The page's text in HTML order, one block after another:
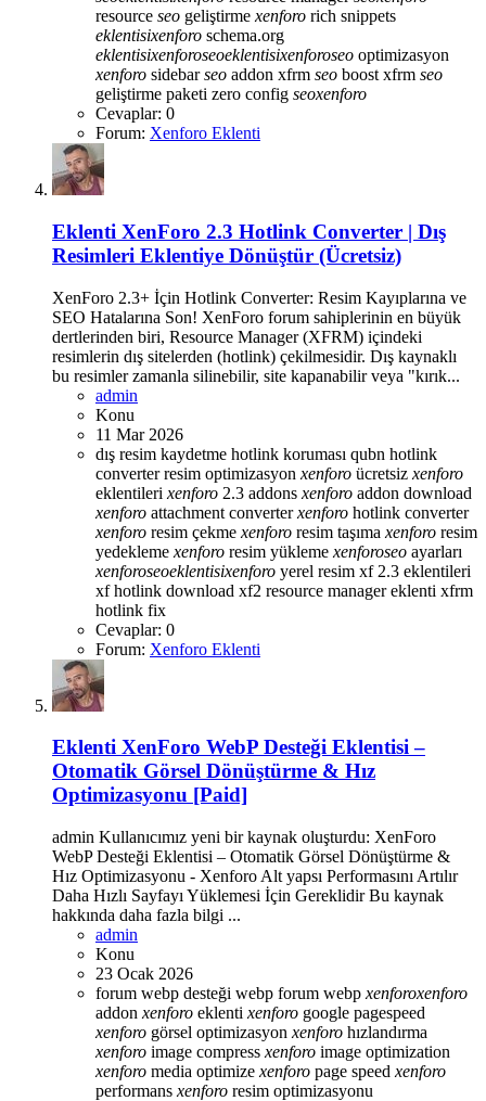
resource seo geliştirme xenforo rich snippets
eklentisixenforo schema.org
eklentisixenforoseoeklentisixenforoseo optimizasyon
xenforo sidebarseo addon xfrm seo boost xfrm seo
geliştirme paketi zero config seoxenforo
Cevaplar: 0
Forum: Xenforo Eklenti
Eklenti XenForo 2.3 Hotlink Converter | Dış
Resimleri Eklentiye Dönüştür (Ücretsiz)
XenForo 2.3+ İçin Hotlink Converter: Resim Kayıplarına ve
SEO Hatalarına Son! XenForo forum sahiplerinin en büyük
dertlerinden biri, Resource Manager (XFRM) içindeki
resimlerin dış sitelerden (hotlink) çekilmesidir. Dış kaynaklı
bu resimler zamanla silinebilir, site kapanabilir veya "kırık...
admin
Konu
11 Mar 2026
dış resim kaydetme hotlink koruması qubn hotlink
converterresim optimizasyon xenforo ücretsiz xenforo
eklentileri xenforo 2.3 addons xenforo addon download
xenforo attachment converterxenforo hotlink converter
xenforo resim çekme xenforo resim taşıma xenforo resim
yedekleme xenforo resim yükleme xenforoseo ayarları
xenforoseoeklentisixenforo yerel resim xf 2.3 eklentileri
xf hotlink download xf2 resource manager eklenti xfrm
hotlink fix
Cevaplar: 0
Forum: Xenforo Eklenti
Eklenti XenForo WebP Desteği Eklentisi –
Otomatik Görsel Dönüştürme & Hız
Optimizasyonu [Paid]
admin Kullanıcımız yeni bir kaynak oluşturdu: XenForo
WebP Desteği Eklentisi – Otomatik Görsel Dönüştürme &
Hız Optimizasyonu - Xenforo Alt yapsı Performasını Artılır
Daha Hızlı Sayfayı Yüklemesi İçin Gereklidir Bu kaynak
hakkında daha fazla bilgi ...
admin
Konu
23 Ocak 2026
forum webp desteği webp forum webp xenforoxenforo
addon xenforo eklenti xenforo google pagespeed
xenforo görsel optimizasyon xenforo hızlandırma
xenforo image compress xenforo image optimization
xenforo media optimize xenforo page speed xenforo
performans xenforo resim optimizasyonu